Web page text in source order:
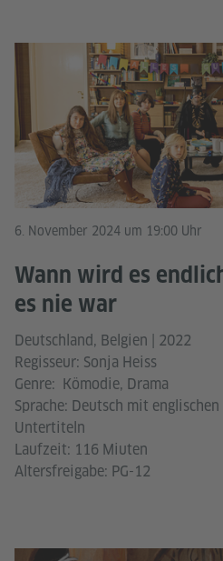
6. November 2024 um 19:00 Uhr
Wann wird es
es nie war
Deutschland, Belgien | 2022
Regisseur: Sonja Heiss
Genre: Kömodie, Drama
Sprache: Deutsch mit
Untertiteln
Laufzeit: 116 Miuten
Altersfreigabe: PG-12